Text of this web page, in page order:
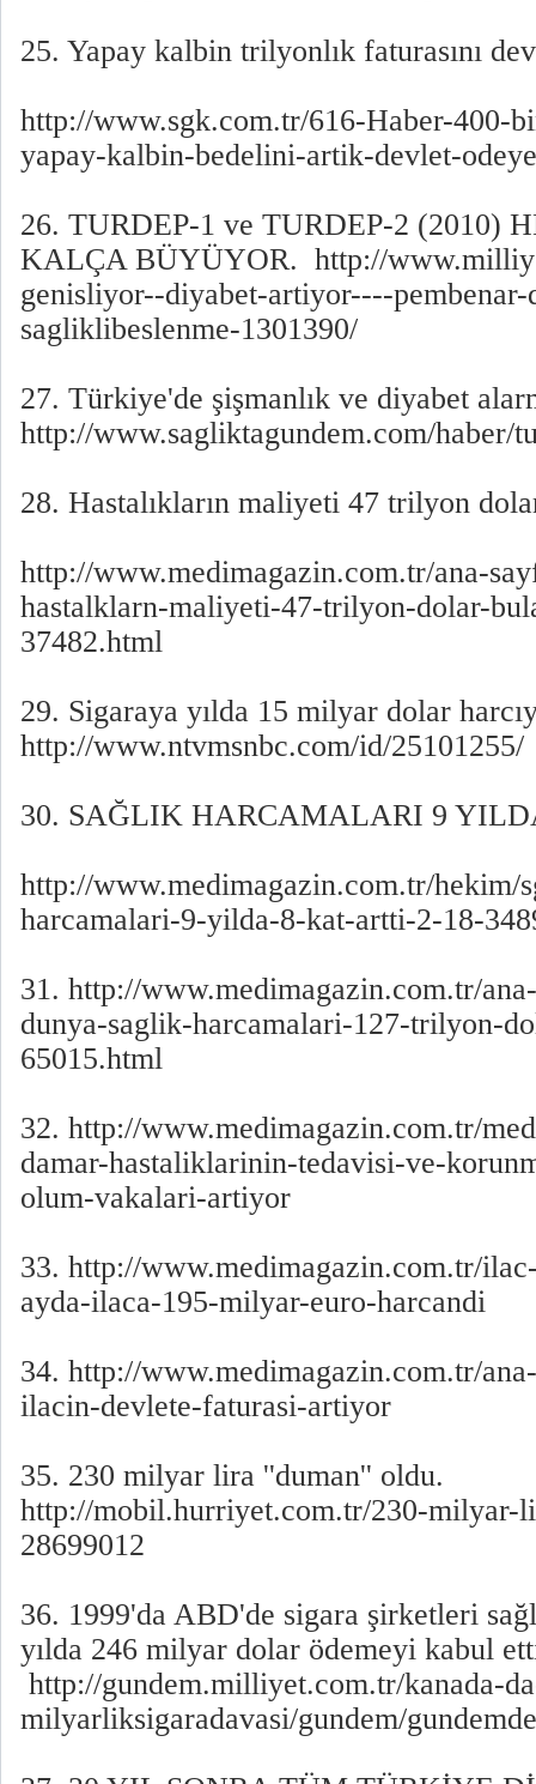
25. Yapay kalbin trilyonlık faturasını
http://www.sgk.com.tr/616-Haber-400-
yapay-kalbin-bedelini-artik-devlet-
26. TURDEP-1 ve TURDEP-2 (2010)
KALÇA BÜYÜYOR. http://
genisliyor--diyabet-artiyor----pembenar-
sagliklibeslenme-1301390/
27. Türkiye'de şişmanlık ve diyabet
http://www.sagliktagundem.com/haber/
28. Hastalıkların maliyeti 47 trilyon
http://www.medimagazin.com.tr/ana-
hastalklarn-maliyeti-47-trilyon-dolar-
37482.html
29. Sigaraya yılda 15 milyar dolar
http://www.ntvmsnbc.com/id/25101255/
30. SAĞLIK HARCAMALARI 9
http://www.medimagazin.com.tr/hekim/
harcamalari-9-yilda-8-kat-artti-2-18-
31. http://www.medimagazin.com.tr/
dunya-saglik-harcamalari-127-trilyon-
65015.html
32. http://www.medimagazin.com.tr/
damar-hastaliklarinin-tedavisi-ve-
olum-vakalari-artiyor
33. http://www.medimagazin.com.tr/
ayda-ilaca-195-milyar-euro-harcandi
34. http://www.medimagazin.com.tr/
ilacin-devlete-faturasi-artiyor
35. 230 milyar lira ''duman'' oldu.
http://mobil.hurriyet.com.tr/230-milyar-
28699012
36. 1999'da ABD'de sigara şirketleri
yılda 246 milyar dolar ödemeyi kabul
http://gundem.milliyet.com.tr/kanada-
milyarliksigaradavasi/gundem/